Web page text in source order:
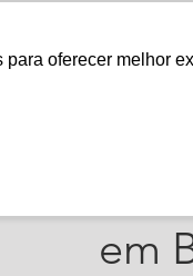
para oferecer melhor
em